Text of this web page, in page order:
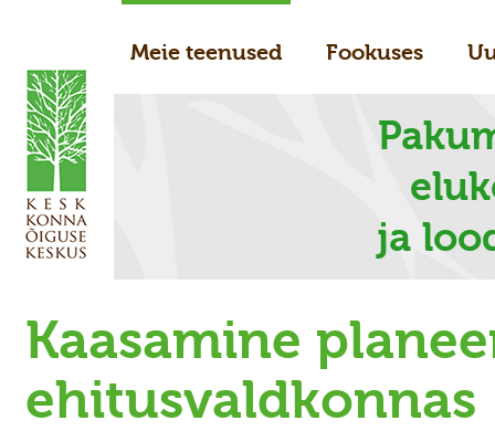
Meie teenused Fookuses
ja
Kaasamine
ehitusvaldkonnas